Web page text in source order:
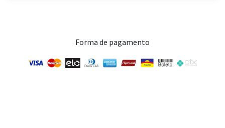
Forma de pagamento